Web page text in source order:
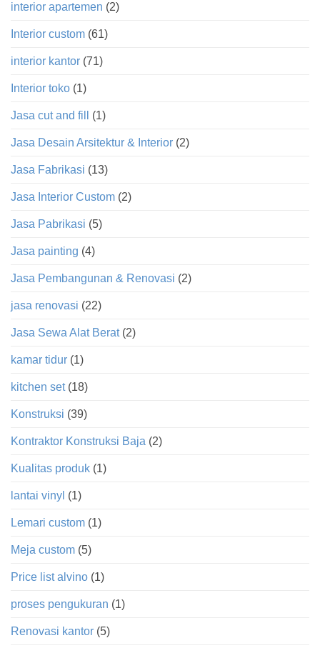
interior apartemen (2)
Interior custom (61)
interior kantor (71)
Interior toko (1)
Jasa cut and fill (1)
Jasa Desain Arsitektur & Interior (2)
Jasa Fabrikasi (13)
Jasa Interior Custom (2)
Jasa Pabrikasi (5)
Jasa painting (4)
Jasa Pembangunan & Renovasi (2)
jasa renovasi (22)
Jasa Sewa Alat Berat(2)
kamar tidur (1)
kitchen set(18)
Konstruksi (39)
Kontraktor Konstruksi Baja (2)
Kualitas produk (1)
lantai vinyl (1)
Lemari custom (1)
Meja custom (5)
Price list alvino (1)
proses pengukuran (1)
Renovasi kantor (5)